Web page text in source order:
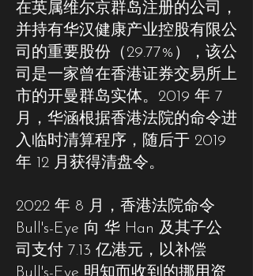
在英属维尔京群岛注册的公司，
并持有华汉健康产业控股有限公
司的重要股份（29.77%），该公
司是一家曾在香港证券交易所上
市的开曼群岛实体。2019 年 7
月，华涵根据香港法院的命令进
入临时清算程序，随后于 2019
年 12 月获得清盘令。
2022 年 8 月，香港法院命令
Bull's-Eye 向 华 Han 及其子公
司支付 7.13 亿港元，以补偿
Bull's-Eye 明知而收到的挪用资